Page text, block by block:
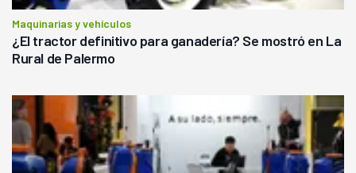
Maquinarias y vehículos
¿El tractor definitivo para ganadería? Se mostró en La
Rural de Palermo